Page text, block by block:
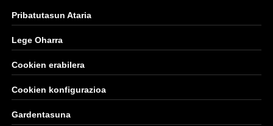
Pribatutasun Ataria
Lege Oharra
Cookien erabilera
Cookien konfigurazioa
Gardentasuna